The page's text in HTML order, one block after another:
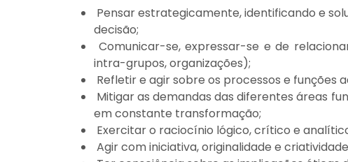
Pensar estrategicamente, identificando e
decisão;
Comunicar-se, expressar-se e de
intra-grupos, organizações);
Refletir e agir sobre os processos e funções
Mitigar as demandas das diferentes áreas
em constante transformação;
Exercitar o raciocínio lógico, crítico e
Agir com iniciativa, originalidade e